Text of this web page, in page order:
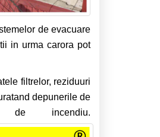
de evacuare
in urma carora pot
filtrelor, reziduuri
depunerile de
incendiu.